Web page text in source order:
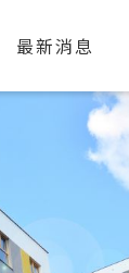
最新消息